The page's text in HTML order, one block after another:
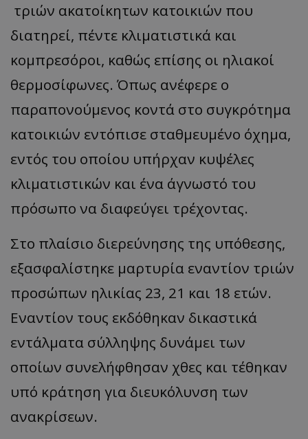
τριών ακατοίκητων κατοικιών που
διατηρεί, πέντε κλιματιστικά και
κομπρεσόροι, καθώς επίσης οι ηλιακοί
θερμοσίφωνες. Όπως ανέφερε ο
παραπονούμενος κοντά στο συγκρότημα
κατοικιών εντόπισε σταθμευμένο όχημα,
εντός του οποίου υπήρχαν κυψέλες
κλιματιστικών και ένα άγνωστό του
πρόσωπο να διαφεύγει τρέχοντας.
Στο πλαίσιο διερεύνησης της υπόθεσης,
εξασφαλίστηκε μαρτυρία εναντίον τριών
προσώπων ηλικίας 23, 21 και 18 ετών.
Εναντίον τους εκδόθηκαν δικαστικά
εντάλματα σύλληψης δυνάμει των
οποίων συνελήφθησαν χθες και τέθηκαν
υπό κράτηση για διευκόλυνση των
ανακρίσεων.